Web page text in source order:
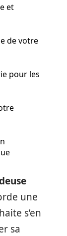
et
de votre
pour les
une
s’en
sa